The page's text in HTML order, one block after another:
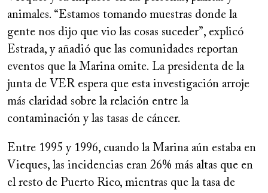
animales. “Estamos tomando muestras donde la
gente nos dijo que vio las cosas suceder”, explicó
Estrada, y añadió que las comunidades reportan
eventos que la Marina omite. La presidenta de la
junta de VER espera que esta investigación arroje
más claridad sobre la relación entre la
contaminación y las tasas de cáncer.
Entre 1995 y 1996, cuando la Marina aún estaba en
Vieques, las incidencias eran 26% más altas que en
el resto de Puerto Rico, mientras que la tasa de